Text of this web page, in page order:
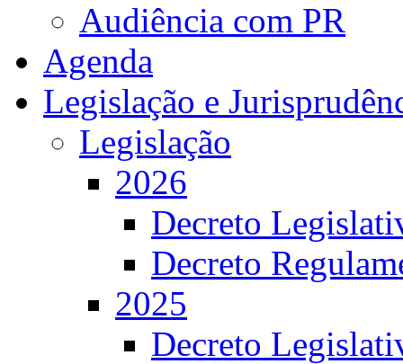
Audiência com PR
Agenda
Legislação e
Legislação
2026
Decreto
Decreto
2025
Decreto